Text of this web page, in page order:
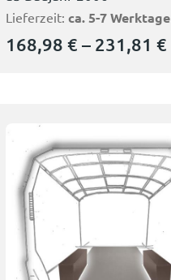
Lieferzeit: ca. 5-7 Werktage
168,98 € – 231,81 €